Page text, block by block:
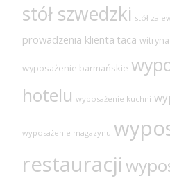
stół szwedzki stół
prowadzenia klienta taca witryna
wyposażenie barmańskie
hotelu wyposażenie kuchni
wyposażenie magazynu
restauracji